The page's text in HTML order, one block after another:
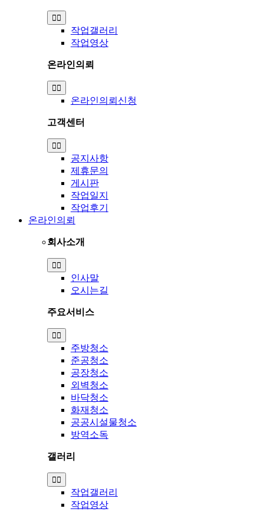
Toggle
Navigation
작업갤러리
작업영상
온라인의뢰
Toggle
Navigation
온라인의뢰신청
고객센터
Toggle
Navigation
공지사항
제휴문의
게시판
작업일지
작업후기
온라인의뢰
회사소개
Toggle
Navigation
인사말
오시는길
주요서비스
Toggle
Navigation
주방청소
준공청소
공장청소
외벽청소
바닥청소
화재청소
공공시설물청소
방역소독
갤러리
Toggle
Navigation
작업갤러리
작업영상